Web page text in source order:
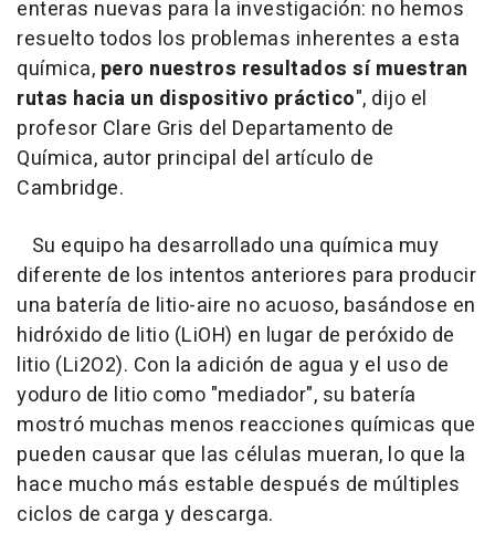
enteras nuevas para la investigación: no hemos
resuelto todos los problemas inherentes a esta
química, pero nuestros resultados sí muestran
rutas hacia un dispositivo práctico", dijo el
profesor Clare Gris del Departamento de
Química, autor principal del artículo de
Cambridge.
Su equipo ha desarrollado una química muy
diferente de los intentos anteriores para producir
una batería de litio-aire no acuoso, basándose en
hidróxido de litio (LiOH) en lugar de peróxido de
litio (Li2O2). Con la adición de agua y el uso de
yoduro de litio como "mediador", su batería
mostró muchas menos reacciones químicas que
pueden causar que las células mueran, lo que la
hace mucho más estable después de múltiples
ciclos de carga y descarga.